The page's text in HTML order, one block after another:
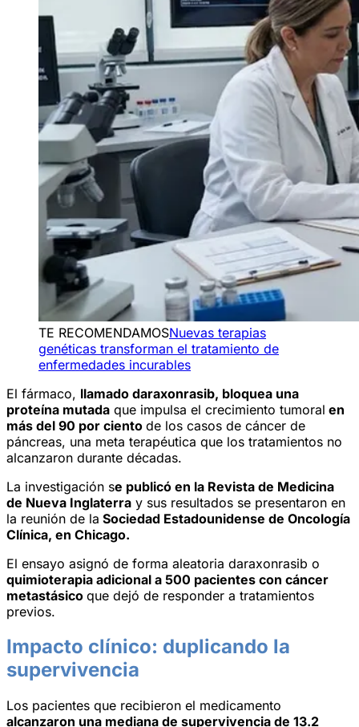
TE RECOMENDAMOSNuevas terapias
genéticas transforman el tratamiento de
enfermedades incurables
El fármaco, llamado daraxonrasib, bloquea una
proteína mutada que impulsa el crecimiento tumoral en
más del 90 por ciento de los casos de cáncer de
páncreas, una meta terapéutica que los tratamientos no
alcanzaron durante décadas.
La investigación se publicó en la Revista de Medicina
de Nueva Inglaterra y sus resultados se presentaron en
la reunión de la Sociedad Estadounidense de Oncología
Clínica, en Chicago.
El ensayo asignó de forma aleatoria daraxonrasib o
quimioterapia adicional a 500 pacientes con cáncer
metastásico que dejó de responder a tratamientos
previos.
Impacto clínico: duplicando la
supervivencia
Los pacientes que recibieron el medicamento
alcanzaron una mediana de supervivencia de 13.2